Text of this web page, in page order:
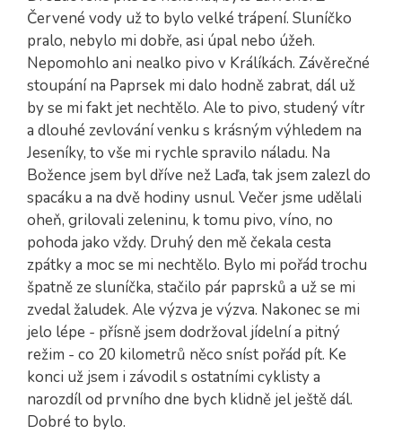
Červené vody už to bylo velké trápení. Sluníčko
pralo, nebylo mi dobře, asi úpal nebo úžeh.
Nepomohlo ani nealko pivo v Králíkách. Závěrečné
stoupání na Paprsek mi dalo hodně zabrat, dál už
by se mi fakt jet nechtělo. Ale to pivo, studený vítr
a dlouhé zevlování venku s krásným výhledem na
Jeseníky, to vše mi rychle spravilo náladu. Na
Božence jsem byl dříve než Laďa, tak jsem zalezl do
spacáku a na dvě hodiny usnul. Večer jsme udělali
oheň, grilovali zeleninu, k tomu pivo, víno, no
pohoda jako vždy. Druhý den mě čekala cesta
zpátky a moc se mi nechtělo. Bylo mi pořád trochu
špatně ze sluníčka, stačilo pár paprsků a už se mi
zvedal žaludek. Ale výzva je výzva. Nakonec se mi
jelo lépe - přísně jsem dodržoval jídelní a pitný
režim - co 20 kilometrů něco sníst pořád pít. Ke
konci už jsem i závodil s ostatními cyklisty a
narozdíl od prvního dne bych klidně jel ještě dál.
Dobré to bylo.